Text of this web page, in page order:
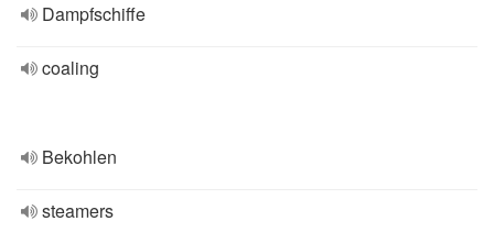
Dampfschiffe
coaling
Bekohlen
steamers